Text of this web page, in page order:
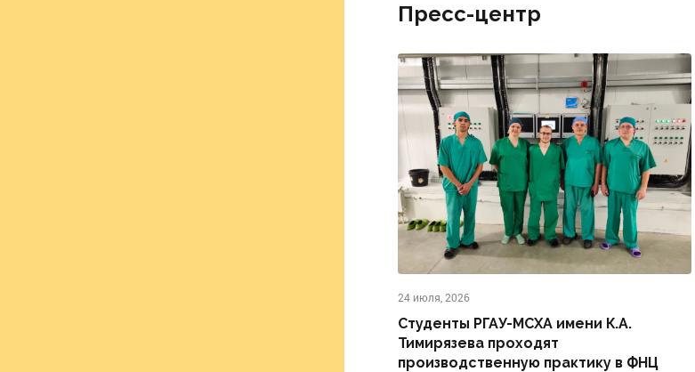
Пресс-центр
24 июля, 2026
Студенты РГАУ-МСХА имени К.А.
Тимирязева проходят
производственную практику в ФНЦ